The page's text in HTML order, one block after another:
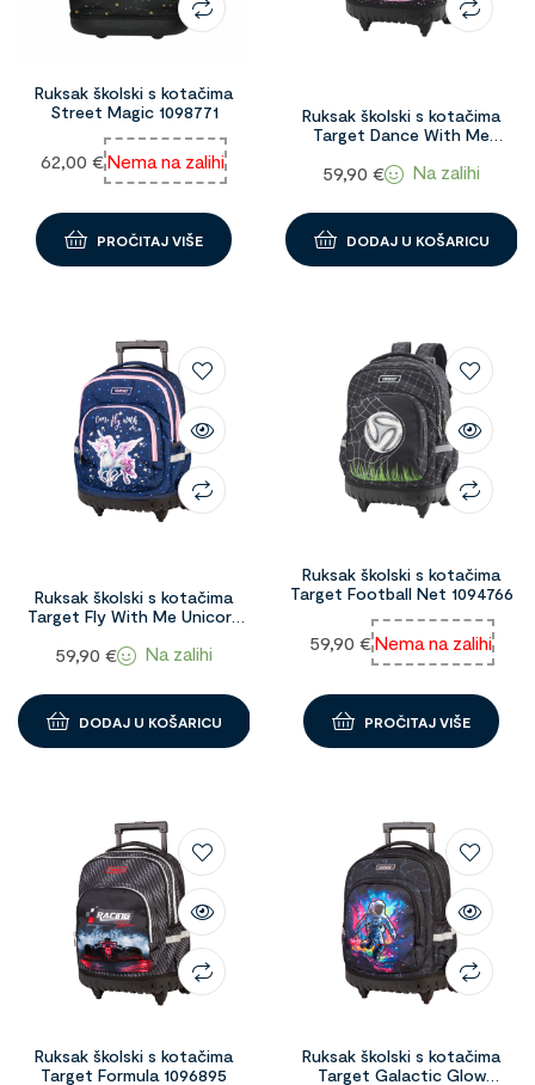
Ruksak školski s kotačima
Street Magic 1098771
62,00 €Nema na zalihi
PROČITAJ VIŠE
Ruksak školski s kotačima
Target Dance With Me
59,90 € Na zalihi
DODAJ U KOŠARICU
Ruksak školski s kotačima
Target Fly With Me Unicorn
59,90 € Na zalihi
DODAJ U KOŠARICU
Ruksak školski s kotačima
Target Football Net 1094766
59,90 €Nema na zalihi
PROČITAJ VIŠE
Ruksak školski s kotačima
Target Formula 1096895
Ruksak školski s kotačima
Target Galactic Glow